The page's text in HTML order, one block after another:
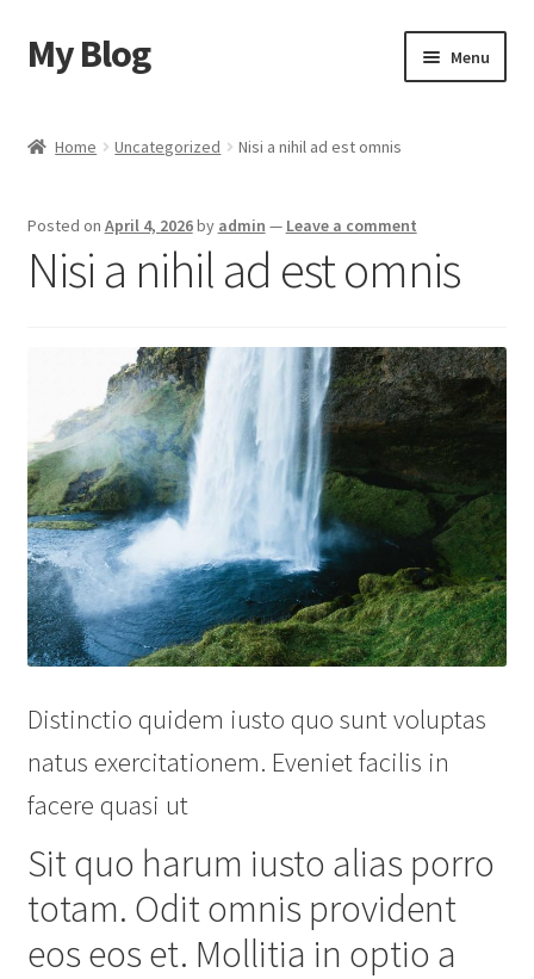
Skip
to
Skip
to
My Blog Menu
Checkout
Sample Page
Shop
Home Uncategorized Nisi a nihil ad est omnis
Posted on April 4, 2026by admin — Leave a comment
Nisi a nihil ad est omnis
Distinctio quidem iusto quo sunt voluptas
natus exercitationem. Eveniet facilis in
facere quasi ut
Sit quo harum iusto alias porro
totam. Odit omnis provident
eos eos et. Mollitia in optio a